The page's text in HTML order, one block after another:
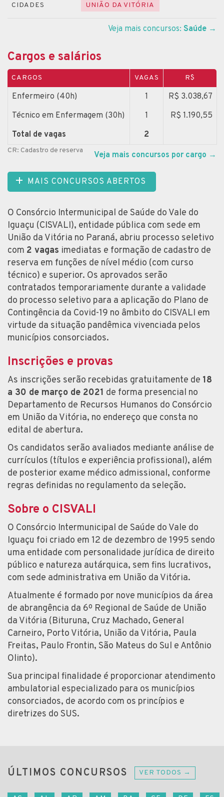
CIDADES UNIÃO DA VITÓRIA
Veja mais concursos: Saúde →
Cargos e salários
CARGOS VAGAS R$
Enfermeiro (40h) 1
R$ 3.038,67
Técnico em Enfermagem (30h)
1
R$ 1.190,55
Total de vagas
2
CR: Cadastro de reserva Veja mais concursos por cargo →
MAIS CONCURSOS ABERTOS
O Consórcio Intermunicipal de Saúde do Vale do
Iguaçu (CISVALI), entidade pública com sede em
União da Vitória no Paraná, abriu processo seletivo
com 2 vagas imediatas e formação de cadastro de
reserva em funções de nível médio (com curso
técnico) e superior. Os aprovados serão
contratados temporariamente durante a validade
do processo seletivo para a aplicação do Plano de
Contingência da Covid-19 no âmbito do CISVALI em
virtude da situação pandêmica vivenciada pelos
municípios consorciados.
Inscrições e provas
As inscrições serão recebidas gratuitamente de 18
a 30 de março de 2021 de forma presencial no
Departamento de Recursos Humanos do Consórcio
em União da Vitória, no endereço que consta no
edital de abertura.
Os candidatos serão avaliados mediante análise de
currículos (títulos e experiência profissional), além
de posterior exame médico admissional, conforme
regras definidas no regulamento da seleção.
Sobre o CISVALI
O Consórcio Intermunicipal de Saúde do Vale do
Iguaçu foi criado em 12 de dezembro de 1995 sendo
uma entidade com personalidade jurídica de direito
público e natureza autárquica, sem fins lucrativos,
com sede administrativa em União da Vitória.
Atualmente é formado por nove municípios da área
de abrangência da 6º Regional de Saúde de União
da Vitória (Bituruna, Cruz Machado, General
Carneiro, Porto Vitória, União da Vitória, Paula
Freitas, Paulo Frontin, São Mateus do Sul e Antônio
Olinto).
Sua principal finalidade é proporcionar atendimento
ambulatorial especializado para os municípios
consorciados, de acordo com os princípios e
diretrizes do SUS.
ÚLTIMOS CONCURSOS VER TODOS →